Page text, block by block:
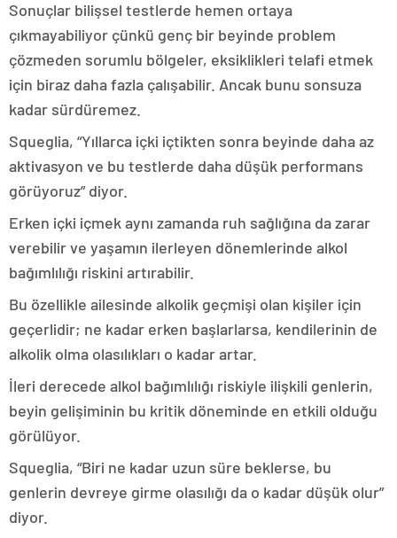
Sonuçlar bilişsel testlerde hemen ortaya
çıkmayabiliyor çünkü genç bir beyinde problem
çözmeden sorumlu bölgeler, eksiklikleri telafi etmek
için biraz daha fazla çalışabilir. Ancak bunu sonsuza
kadar sürdüremez.
Squeglia, “Yıllarca içki içtikten sonra beyinde daha az
aktivasyon ve bu testlerde daha düşük performans
görüyoruz” diyor.
Erken içki içmek aynı zamanda ruh sağlığına da zarar
verebilir ve yaşamın ilerleyen dönemlerinde alkol
bağımlılığı riskini artırabilir.
Bu özellikle ailesinde alkolik geçmişi olan kişiler için
geçerlidir; ne kadar erken başlarlarsa, kendilerinin de
alkolik olma olasılıkları o kadar artar.
İleri derecede alkol bağımlılığı riskiyle ilişkili genlerin,
beyin gelişiminin bu kritik döneminde en etkili olduğu
görülüyor.
Squeglia, “Biri ne kadar uzun süre beklerse, bu
genlerin devreye girme olasılığı da o kadar düşük olur”
diyor.